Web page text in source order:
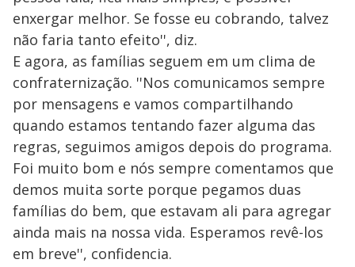
enxergar melhor. Se fosse eu cobrando, talvez
não faria tanto efeito'', diz.
E agora, as famílias seguem em um clima de
confraternização. ''Nos comunicamos sempre
por mensagens e vamos compartilhando
quando estamos tentando fazer alguma das
regras, seguimos amigos depois do programa.
Foi muito bom e nós sempre comentamos que
demos muita sorte porque pegamos duas
famílias do bem, que estavam ali para agregar
ainda mais na nossa vida. Esperamos revê-los
em breve'', confidencia.